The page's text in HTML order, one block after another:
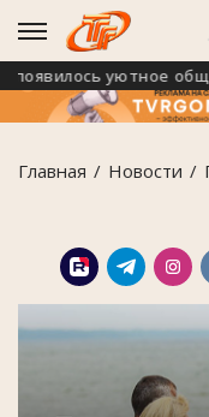
уютное
Главная Новости